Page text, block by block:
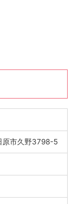
原市久野3798-5